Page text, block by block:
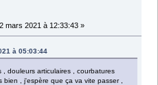
mars 2021 à 12:33:43 »
à 05:03:44
douleurs articulaires , courbatures
bien , j'espère que ça va vite passer ,